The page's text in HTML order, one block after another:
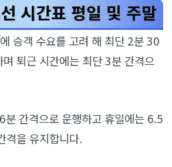
시간표 평일 및 주말
승객 수요를 고려 해 최단 2분 30
퇴근 시간에는 최단 3분 간격으
분 간격으로 운행하고 휴일에는 6.5
격을 유지합니다.